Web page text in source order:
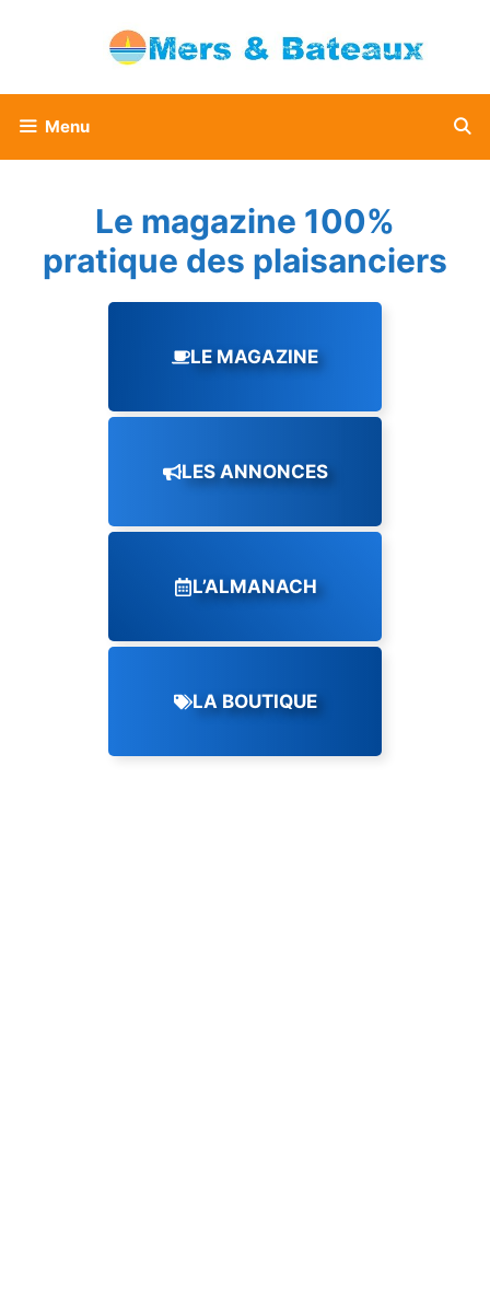
Menu
Le magazine 100%
pratique des plaisanciers
LE MAGAZINE
LES ANNONCES
L’ALMANACH
LA BOUTIQUE